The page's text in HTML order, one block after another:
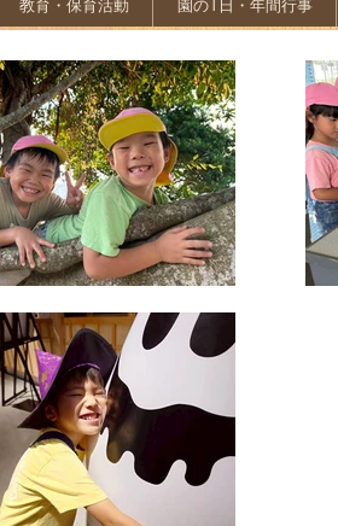
教育・保育活動 園の1日・年間行事